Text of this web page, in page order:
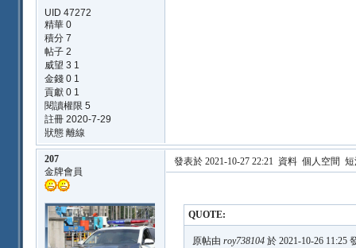
UID 47272
精華 0
積分 7
帖子 2
威望 3 1
金錢 0 1
貢獻 0 1
閱讀權限 5
註冊 2020-7-29
狀態 離線
207
金牌會員
發表於 2021-10-27 22:21 資料 個人空間 短
QUOTE:
原帖由 roy738104於 2021-10-26 11:25